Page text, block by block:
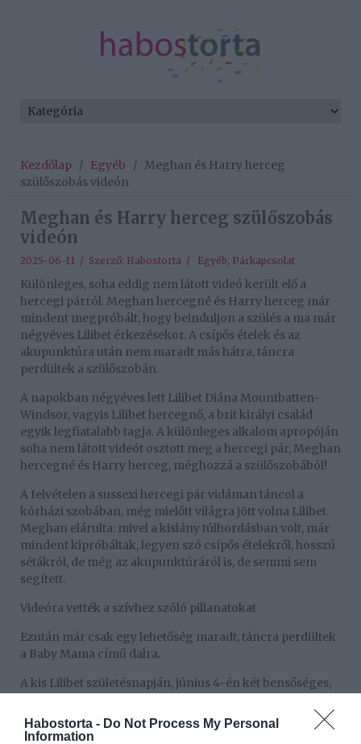
Habostorta - Do Not Process My Personal
Information
Kezdőlap / Egyéb / Meghan és Harry herceg
szülőszobás videón
Meghan és Harry herceg szülőszobás
videón
2025-06-11 / Szerző: Habostorta / Egyéb, Párkapcsolat
Különleges, soha eddig nem látott videó került elő a
hercegi párról. Meghan hercegné és Harry herceg már
mindent megpróbált, hogy beinduljon a szülés a ma már
négyéves Lilibet érkezésekor. A csípős ételek és az
akupunktúra után nem maradt más hátra, táncra
perdültek a szülőszobán.
A napokban négyéves lett Lilibet Diána Mountbatten-
Windsor, vagyis Lilibet hercegnő, a brit királyi család
egyik legfiatalabb tagja. A különleges alkalom apropóján
soha nem látott videót osztott meg a hercegi pár, Meghan
hercegné és Harry herceg, méghozzá a szülőszobából!
A felvételen a sussexi hercegi pár vidáman táncol a
kórházi szobában, még mielőtt világra jött volna Lilibet.
Meghan elárulta: mivel a kislány túlhordásban volt, már
mindent kipróbáltak, legyen szó csípős ételekről, hosszú
sétákról, de még az akupunktúráról is, de semmi sem
segített.
Videóra vették a szívhez szóló pillanatokat
Ezután már csak egy lehetőség maradt, táncra perdültek
a Baby Mama című dalra.
A kis Lilibet születésnapján, június 4-én két bensőséges,
Nevét dédnagyanyjáról, a néhai II. Erzsébet királynőről